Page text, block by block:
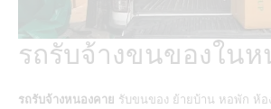
รถรับจ้างขนของในห
รถรับจ้างหนองคาย รับขนของ ย้ายบ้าน หอพัก ห้อง